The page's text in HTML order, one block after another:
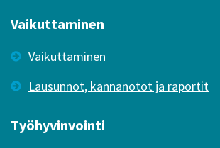
Vaikuttaminen
Vaikuttaminen
Lausunnot, kannanotot ja raportit
Työhyvinvointi